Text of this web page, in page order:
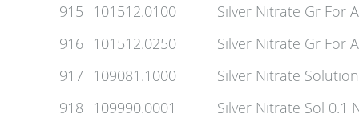
915
101512.0100
Sılver Nıtrate Gr For
916 101512.0250
Sılver Nıtrate Gr For
917 109081.1000
Sılver Nıtrate
918
109990.0001
Sılver Nıtrate Sol 0.1